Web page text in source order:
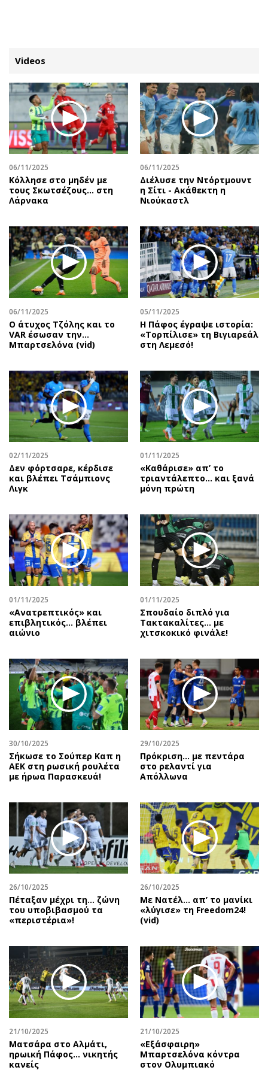
ΚΑΤΗΓΟΡΙΕΣ ΣΥΝΔΕΣΗ
Κύπρος
Παιδεία
Υγεία
Πολιτική
Βουλευτικές 2026
Προεδρικές 2023
Δημοσκοπήσεις
Διπλωματία
Αθλητισμός
Κύπρος
Ελλάδα
Διεθνή
Κληρώσεις Allwyn
Οικονομία
Real Estate
Επιχειρήσεις
Αγορές
Money Review
AstroBank Properties
Trends
Ναυτιλία
Περιβάλλον
Ελλάδα
Κόσμος
Πολιτισμός
Σινεμά
Μουσική
Εικαστικά
Βιβλίο
Χειρόγραφα
Απόψεις
Αρθρογραφία
The Hill
Υγεία
Αγγελίες
Πωλούνται
Ζητούν εργασία
Θέσεις εργασίας
Geek
Νέα
Κινητά-tablets
Social
Αυτοκίνηση
Πολιτική
Οικονομία
Γενικά
Αναδρομές
Πρόσωπα
Περιβάλλον
Good Life
Showbiz
Ταξίδια
Συνταγές
Έξοδος
Εκπομπές
Wine routes
Uncut
Προσφορές
Προσωπικότητες στην ''Κ''
Επιστολές
Videos
06/11/2025
Κόλλησε στο μηδέν με
τους Σκωτσέζους... στη
Λάρνακα
06/11/2025
Διέλυσε την Ντόρτμουντ
η Σίτι - Ακάθεκτη η
Νιούκαστλ
06/11/2025
Ο άτυχος Τζόλης και το
VAR έσωσαν την…
Μπαρτσελόνα (vid)
05/11/2025
Η Πάφος έγραψε ιστορία:
«Τορπίλισε» τη Βιγιαρεάλ
στη Λεμεσό!
02/11/2025
Δεν φόρτσαρε, κέρδισε
και βλέπει Τσάμπιονς
Λιγκ
01/11/2025
«Καθάρισε» απ’ το
τριαντάλεπτο… και ξανά
μόνη πρώτη
01/11/2025
«Ανατρεπτικός» και
επιβλητικός… βλέπει
αιώνιο
01/11/2025
Σπουδαίο διπλό για
Τακτακαλίτες… με
χιτσκοκικό φινάλε!
30/10/2025
Σήκωσε το Σούπερ Καπ η
ΑΕΚ στη ρωσική ρουλέτα
με ήρωα Παρασκευά!
29/10/2025
Πρόκριση... με πεντάρα
στο ρελαντί για
Απόλλωνα
26/10/2025
Πέταξαν μέχρι τη… ζώνη
του υποβιβασμού τα
«περιστέρια»!
26/10/2025
Με Νατέλ… απ’ το μανίκι
«λύγισε» τη Freedom24!
(vid)
21/10/2025
Ματσάρα στο Αλμάτι,
ηρωική Πάφος… νικητής
κανείς
21/10/2025
«Εξάσφαιρη»
Μπαρτσελόνα κόντρα
στον Ολυμπιακό